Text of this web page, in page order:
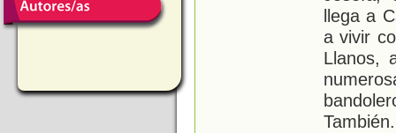
llega a
a vivir
Llanos,
También